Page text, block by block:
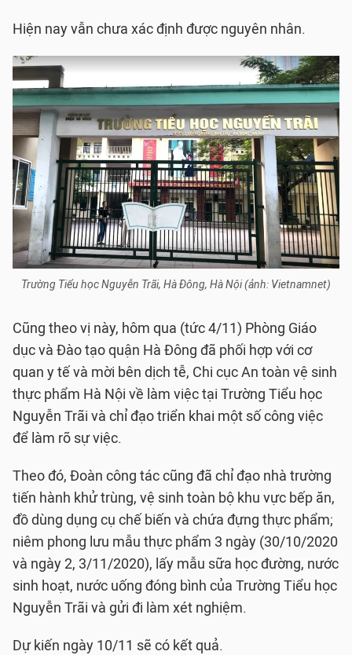
Hiện nay vẫn chưa xác định được nguyên nhân.
Trường Tiểu học Nguyễn Trãi, Hà Đông, Hà Nội (ảnh: Vietnamnet)
Cũng theo vị này, hôm qua (tức 4/11) Phòng Giáo
dục và Đào tạo quận Hà Đông đã phối hợp với cơ
quan y tế và mời bên dịch tễ, Chi cục An toàn vệ sinh
thực phẩm Hà Nội về làm việc tại Trường Tiểu học
Nguyễn Trãi và chỉ đạo triển khai một số công việc
để làm rõ sự việc.
Theo đó, Đoàn công tác cũng đã chỉ đạo nhà trường
tiến hành khử trùng, vệ sinh toàn bộ khu vực bếp ăn,
đồ dùng dụng cụ chế biến và chứa đựng thực phẩm;
niêm phong lưu mẫu thực phẩm 3 ngày (30/10/2020
và ngày 2, 3/11/2020), lấy mẫu sữa học đường, nước
sinh hoạt, nước uống đóng bình của Trường Tiểu học
Nguyễn Trãi và gửi đi làm xét nghiệm.
Dự kiến ngày 10/11 sẽ có kết quả.